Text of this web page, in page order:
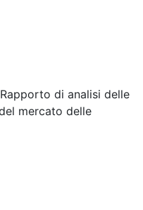
Rapporto di analisi delle
mercato delle